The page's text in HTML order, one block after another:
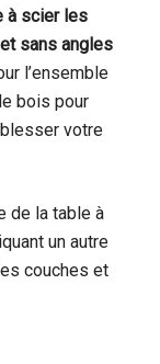
à scier les
sans angles
l’ensemble
bois pour
votre
de la table à
un autre
couches et